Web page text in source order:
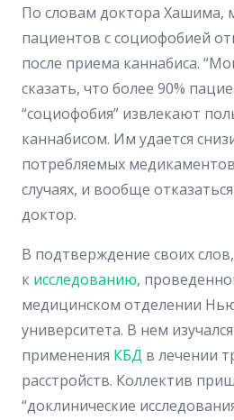
По словам доктора Хашима,
пациентов с социофобией
после приема каннабиса.
сказать, что более 90%
“социофобия” извлекают
каннабисом. Им удается
потребляемых
случаях, и вообще
доктор.
В подтверждение своих
к исследованию,
медицинском отделении
университета. В нем
применения КБД в лечении
расстройств. Коллектив
“доклинические